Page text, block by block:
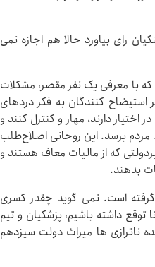
رای بیاورد حالا هم اجازه نمی
که با معرفی یک نفر مقصر، مشکلات
استیضاح کنندگان به فکر دردهای
دارند، مهار و کنترل کنند و
مردم برسد. این روحانی اصلاح‌طلب
که از مالیات معاف هستند و
بدهند.
گرفته است. نمی گوید چقدر کسری
توقع داشته باشیم، پزشکیان و تیم
ناترازی ها میراث دولت سیزدهم